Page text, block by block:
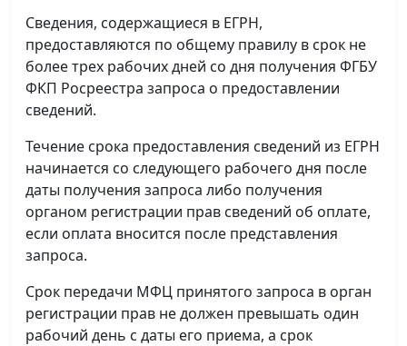
Сведения, содержащиеся в ЕГРН,
предоставляются по общему правилу в срок не
более трех рабочих дней со дня получения ФГБУ
ФКП Росреестра запроса о предоставлении
сведений.
Течение срока предоставления сведений из ЕГРН
начинается со следующего рабочего дня после
даты получения запроса либо получения
органом регистрации прав сведений об оплате,
если оплата вносится после представления
запроса.
Срок передачи МФЦ принятого запроса в орган
регистрации прав не должен превышать один
рабочий день с даты его приема, а срок